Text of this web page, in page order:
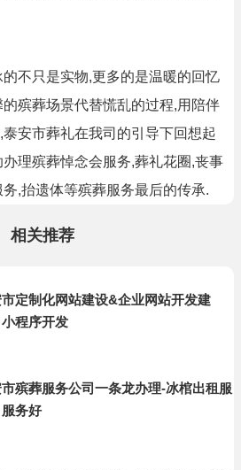
不只是实物,更多的是温暖的回忆
殡葬场景代替慌乱的过程,用陪伴
安市葬礼在我司的引导下回想起
理殡葬悼念会服务,葬礼花圈,丧事
,抬遗体等殡葬服务最后的传承.
相关推荐
定制化网站建设&企业网站开发建
程序开发
殡葬服务公司一条龙办理-冰棺出租服
务好